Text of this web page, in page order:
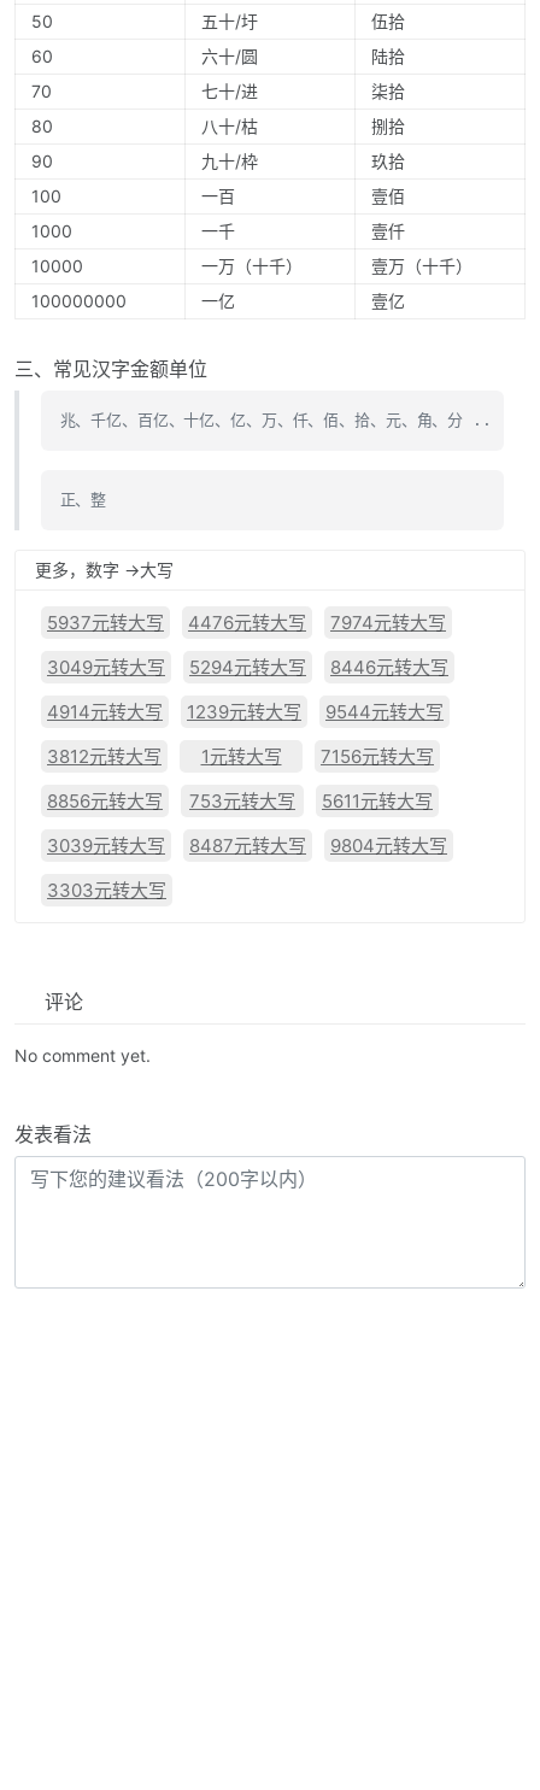
50
五十/圩
伍拾
60
六十/圆
陆拾
70
七十/进
柒拾
80
八十/枯
捌拾
90
九十/枠
玖拾
100
一百
壹佰
1000
一千
壹仟
10000
一万（十千）
壹万（十千）
100000000
一亿 壹亿
三、常见汉字金额单位
兆、千亿、百亿、十亿、亿、万、仟、佰、拾、元、角、分 ..
正、整
更多，数字 ->大写
5937元转大写 4476元转大写
7974元转大写
3049元转大写
5294元转大写
8446元转大写
4914元转大写
1239元转大写
9544元转大写
3812元转大写
1元转大写
7156元转大写
8856元转大写
753元转大写
5611元转大写
3039元转大写
8487元转大写
9804元转大写
3303元转大写
评论
No comment yet.
发表看法